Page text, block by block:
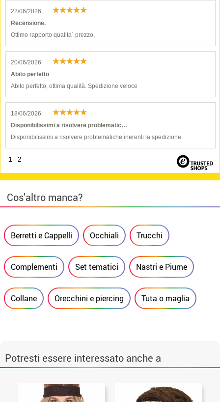
22/06/2026
Recensione.
Ottimo rapporto qualita` prezzo.
20/06/2026
Abito perfetto
Abito perfetto, ottima qualità. Spedizione veloce
18/06/2026
Disponibilissimi a risolvere problematic…
Disponibilissimi a risolvere problematiche inerenti la spedizione.
1 2
Cos'altro manca?
Berretti e Cappelli Occhiali Trucchi
Complementi Set tematici Nastri e Piume
Collane Orecchini e piercing Tuta o maglia
Potresti essere interessato anche a